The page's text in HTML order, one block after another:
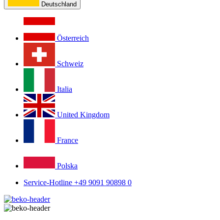
Deutschland
Österreich
Schweiz
Italia
United Kingdom
France
Polska
Service-Hotline +49 9091 90898 0